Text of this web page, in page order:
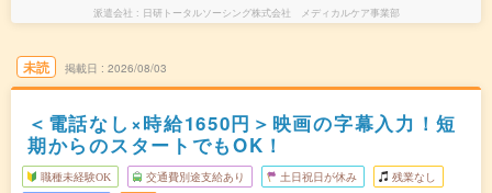
派遣会社 日研トータルソーシング株式会社 メディカルケア事業部
未読 掲載日 2026/08/03
＜電話なし×時給1650円＞映画の字幕入力！短
期からのスタートでもOK！
職種未経験OK 交通費別途支給あり 土日祝日が休み 残業なし